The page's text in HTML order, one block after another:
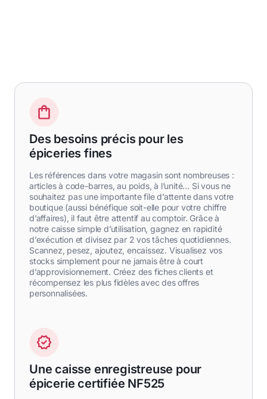
Des besoins précis pour les
épiceries fines
Les références dans votre magasin sont nombreuses :
articles à code-barres, au poids, à l’unité… Si vous ne
souhaitez pas une importante file d’attente dans votre
boutique (aussi bénéfique soit-elle pour votre chiffre
d’affaires), il faut être attentif au comptoir. Grâce à
notre caisse simple d’utilisation, gagnez en rapidité
d’exécution et divisez par 2 vos tâches quotidiennes.
Scannez, pesez, ajoutez, encaissez. Visualisez vos
stocks simplement pour ne jamais être à court
d’approvisionnement. Créez des fiches clients et
récompensez les plus fidèles avec des offres
personnalisées.
Une caisse enregistreuse pour
épicerie certifiée NF525